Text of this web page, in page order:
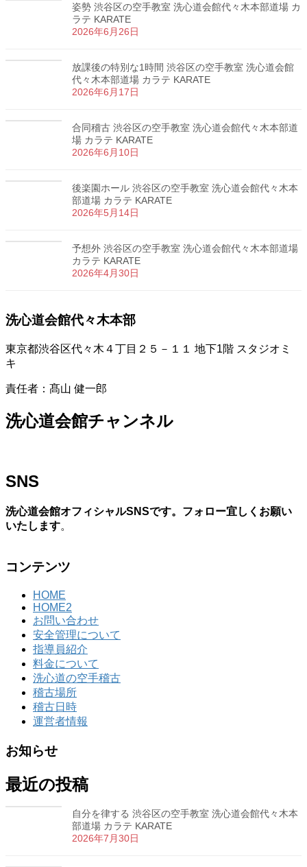
姿勢 渋谷区の空手教室 洗心道会館代々木本部道場 カ
ラテ KARATE
2026年6月26日
放課後の特別な1時間 渋谷区の空手教室 洗心道会館
代々木本部道場 カラテ KARATE
2026年6月17日
合同稽古 渋谷区の空手教室 洗心道会館代々木本部道
場 カラテ KARATE
2026年6月10日
後楽園ホール 渋谷区の空手教室 洗心道会館代々木本
部道場 カラテ KARATE
2026年5月14日
予想外 渋谷区の空手教室 洗心道会館代々木本部道場
カラテ KARATE
2026年4月30日
洗心道会館代々木本部
東京都渋谷区代々木４丁目２５－１１ 地下1階 スタジオミ
キ
責任者：髙山 健一郎
洗心道会館チャンネル
SNS
洗心道会館オフィシャルSNSです。フォロー宜しくお願い
いたします。
コンテンツ
HOME
HOME2
お問い合わせ
安全管理について
指導員紹介
料金について
洗心道の空手稽古
稽古場所
稽古日時
運営者情報
お知らせ
最近の投稿
自分を律する 渋谷区の空手教室 洗心道会館代々木本
部道場 カラテ KARATE
2026年7月30日